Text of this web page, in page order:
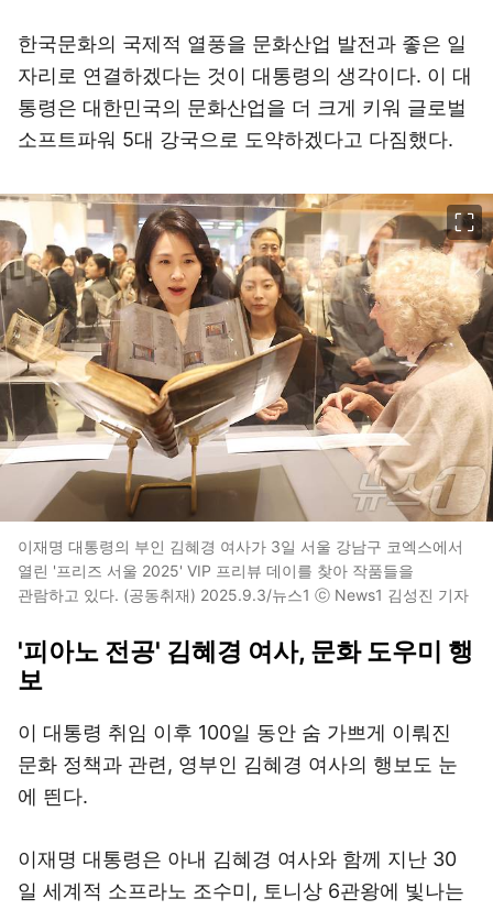
한국문화의 국제적 열풍을 문화산업 발전과 좋은 일
자리로 연결하겠다는 것이 대통령의 생각이다. 이 대
통령은 대한민국의 문화산업을 더 크게 키워 글로벌
소프트파워 5대 강국으로 도약하겠다고 다짐했다.
이재명 대통령의 부인 김혜경 여사가 3일 서울 강남구 코엑스에서
열린 '프리즈 서울 2025' VIP 프리뷰 데이를 찾아 작품들을
관람하고 있다. (공동취재) 2025.9.3/뉴스1 ⓒ News1 김성진 기자
'피아노 전공' 김혜경 여사, 문화 도우미 행
보
이 대통령 취임 이후 100일 동안 숨 가쁘게 이뤄진
문화 정책과 관련, 영부인 김혜경 여사의 행보도 눈
에 띈다.
이재명 대통령은 아내 김혜경 여사와 함께 지난 30
일 세계적 소프라노 조수미, 토니상 6관왕에 빛나는